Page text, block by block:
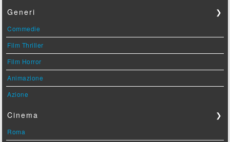
Generi ❯
Commedie
Film Thriller
Film Horror
Animazione
Azione
Cinema ❯
Roma